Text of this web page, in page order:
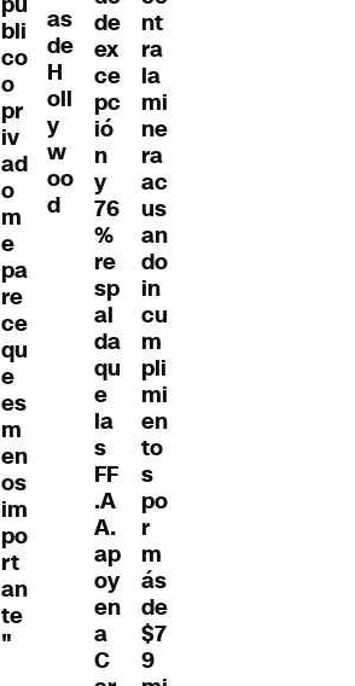
bli
co
o
pr
iv
ad
o
m
e
pa
re
ce
qu
e
es
m
en
os
im
po
rt
an
te
"
as
de
H
oll
y
w
oo
d
de
ex
ce
pc
ió
n
y
76
%
re
sp
al
da
qu
e
la
s
FF
.A
A.
ap
oy
en
a
C
nt
ra
la
mi
ne
ra
ac
us
an
do
in
cu
m
pli
mi
en
to
s
po
r
m
ás
de
$7
9